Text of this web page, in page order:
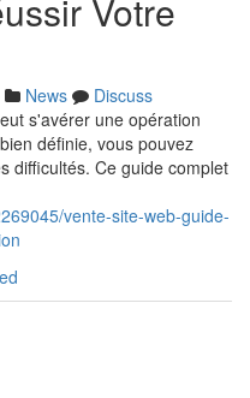
Votre
News
Discuss
s'avérer une opération
définie, vous pouvez
difficultés. Ce guide complet
vente-site-web-guide-